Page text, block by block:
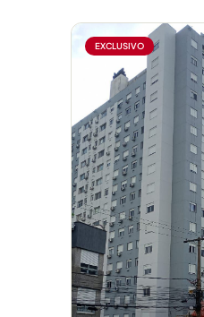
EXCLUSIVO